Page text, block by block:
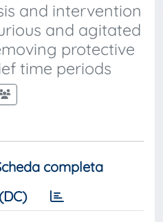
and intervention
and agitated
protective
time periods
completa